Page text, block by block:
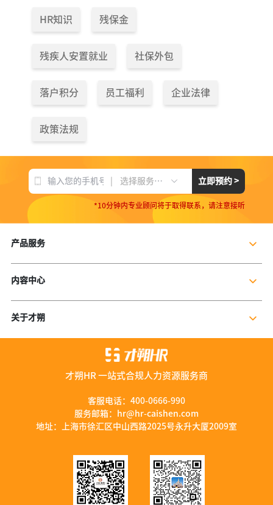
HR知识 残保金
残疾人安置就业 社保外包
落户积分 员工福利 企业法律
政策法规
选择服务项目 立即预约 >
*10分钟内专业顾问将于取得联系，请注意接听
产品服务
企业社保服务
个人社保服务
残保金规划
内容中心
公司新闻
行业干货
关于才朔
公司介绍
才朔HR 一站式合规人力资源服务商
客服电话： 400-0666-990
服务邮箱：
hr@hr-caishen.com
地址：上海市徐汇区中山西路2025号永升大厦2009室